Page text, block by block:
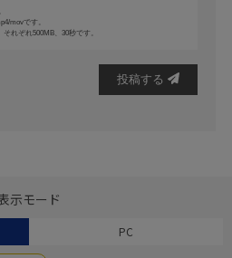
movです。
れぞれ500MB、30秒です。
投稿する
示モード
PC